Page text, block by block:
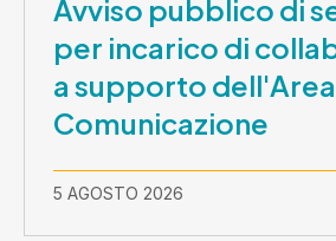
Avviso pubblico di
per incarico di
a supporto
Comunicazione
5 AGOSTO 2026